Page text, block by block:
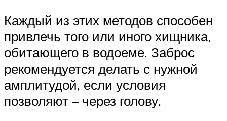
Каждый из этих методов способен
привлечь того или иного хищника,
обитающего в водоеме. Заброс
рекомендуется делать с нужной
амплитудой, если условия
позволяют – через голову.